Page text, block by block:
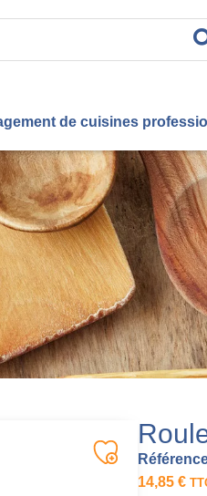
de cuisines
14,85 €